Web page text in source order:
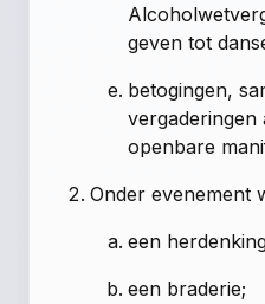
geven tot
betogingen,
vergaderingen
openbare
Onder evenement
een
een braderie;